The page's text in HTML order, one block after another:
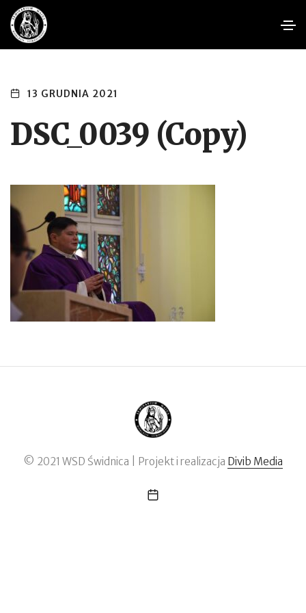
13 GRUDNIA 2021
DSC_0039 (Copy)
© 2021 WSD Świdnica | Projekt i realizacja Divib Media